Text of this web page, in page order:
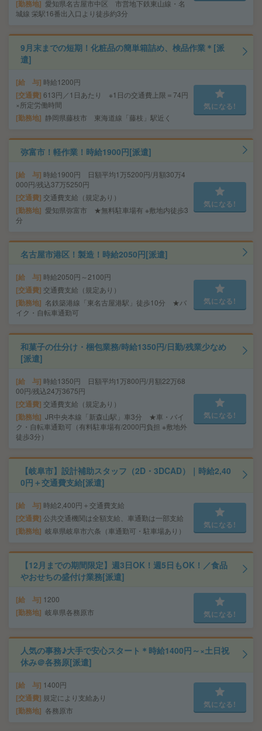
勤務地 愛知県名古屋市中区 市営地下鉄東山線・名
城線 栄駅16番出入口より徒歩約3分
9月末までの短期！化粧品の簡単箱詰め、検品作業＊[派
遣]
給 与 時給1200円
交通費 613円／1日あたり ※1日の交通費上限＝74円
×所定労働時間
勤務地 静岡県藤枝市 東海道線「藤枝」駅近く
気になる!
弥富市！軽作業！時給1900円[派遣]
給 与 時給1900円 日額平均1万5200円/月額30万4
000円/残込37万5250円
交通費 交通費支給（規定あり）
勤務地 愛知県弥富市 ★無料駐車場有 ※敷地内徒歩3
分
気になる!
名古屋市港区！製造！時給2050円[派遣]
給 与 時給2050円～2100円
交通費 交通費支給（規定あり）
勤務地 名鉄築港線「東名古屋港駅」徒歩10分 ★バ
イク・自転車通勤可
気になる!
和菓子の仕分け・梱包業務/時給1350円/日勤/残業少なめ
[派遣]
給 与 時給1350円 日額平均1万800円/月額22万68
00円/残込24万3675円
交通費 交通費支給（規定あり）
勤務地 JR中央本線「新森山駅」車3分 ★車・バイ
ク・自転車通勤可（有料駐車場有/2000円負担 ※敷地外
徒歩3分）
気になる!
【岐阜市】設計補助スタッフ（2D・3DCAD）｜時給2,40
0円＋交通費支給[派遣]
給 与 時給2,400円＋交通費支給
交通費 公共交通機関は全額支給、車通勤は一部支給
勤務地 岐阜県岐阜市六条（車通勤可・駐車場あり）
気になる!
【12月までの期間限定】週3日OK！週5日もOK！／食品
やおせちの盛付け業務[派遣]
給 与 1200
勤務地 岐阜県各務原市 気になる!
人気の事務♪大手で安心スタート＊時給1400円～×土日祝
休み＠各務原[派遣]
給 与 1400円
交通費 規定により支給あり
勤務地 各務原市
気になる!